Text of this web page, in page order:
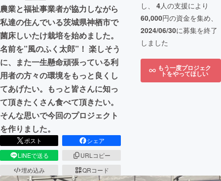
農業と福祉事業者が協力しながら
私達の住んでいる茨城県神栖市で
菌床しいたけ栽培を始めました。
名前を”風のふく太郎”！ 楽しそう
に、また一生懸命頑張っている利
用者の方々の環境をもっと良くし
てあげたい。もっと皆さんに知っ
て頂きたくさん食べて頂きたい。
そんな思いで今回のプロジェクト
を作りました。
ポスト
シェア
LINEで送る
URLコピー
埋め込み
QRコード
し、 4人の支援により
60,000円の資金を集め、
2024/06/30に募集を終了
しました
もう一度プロジェク
トをやってほしい